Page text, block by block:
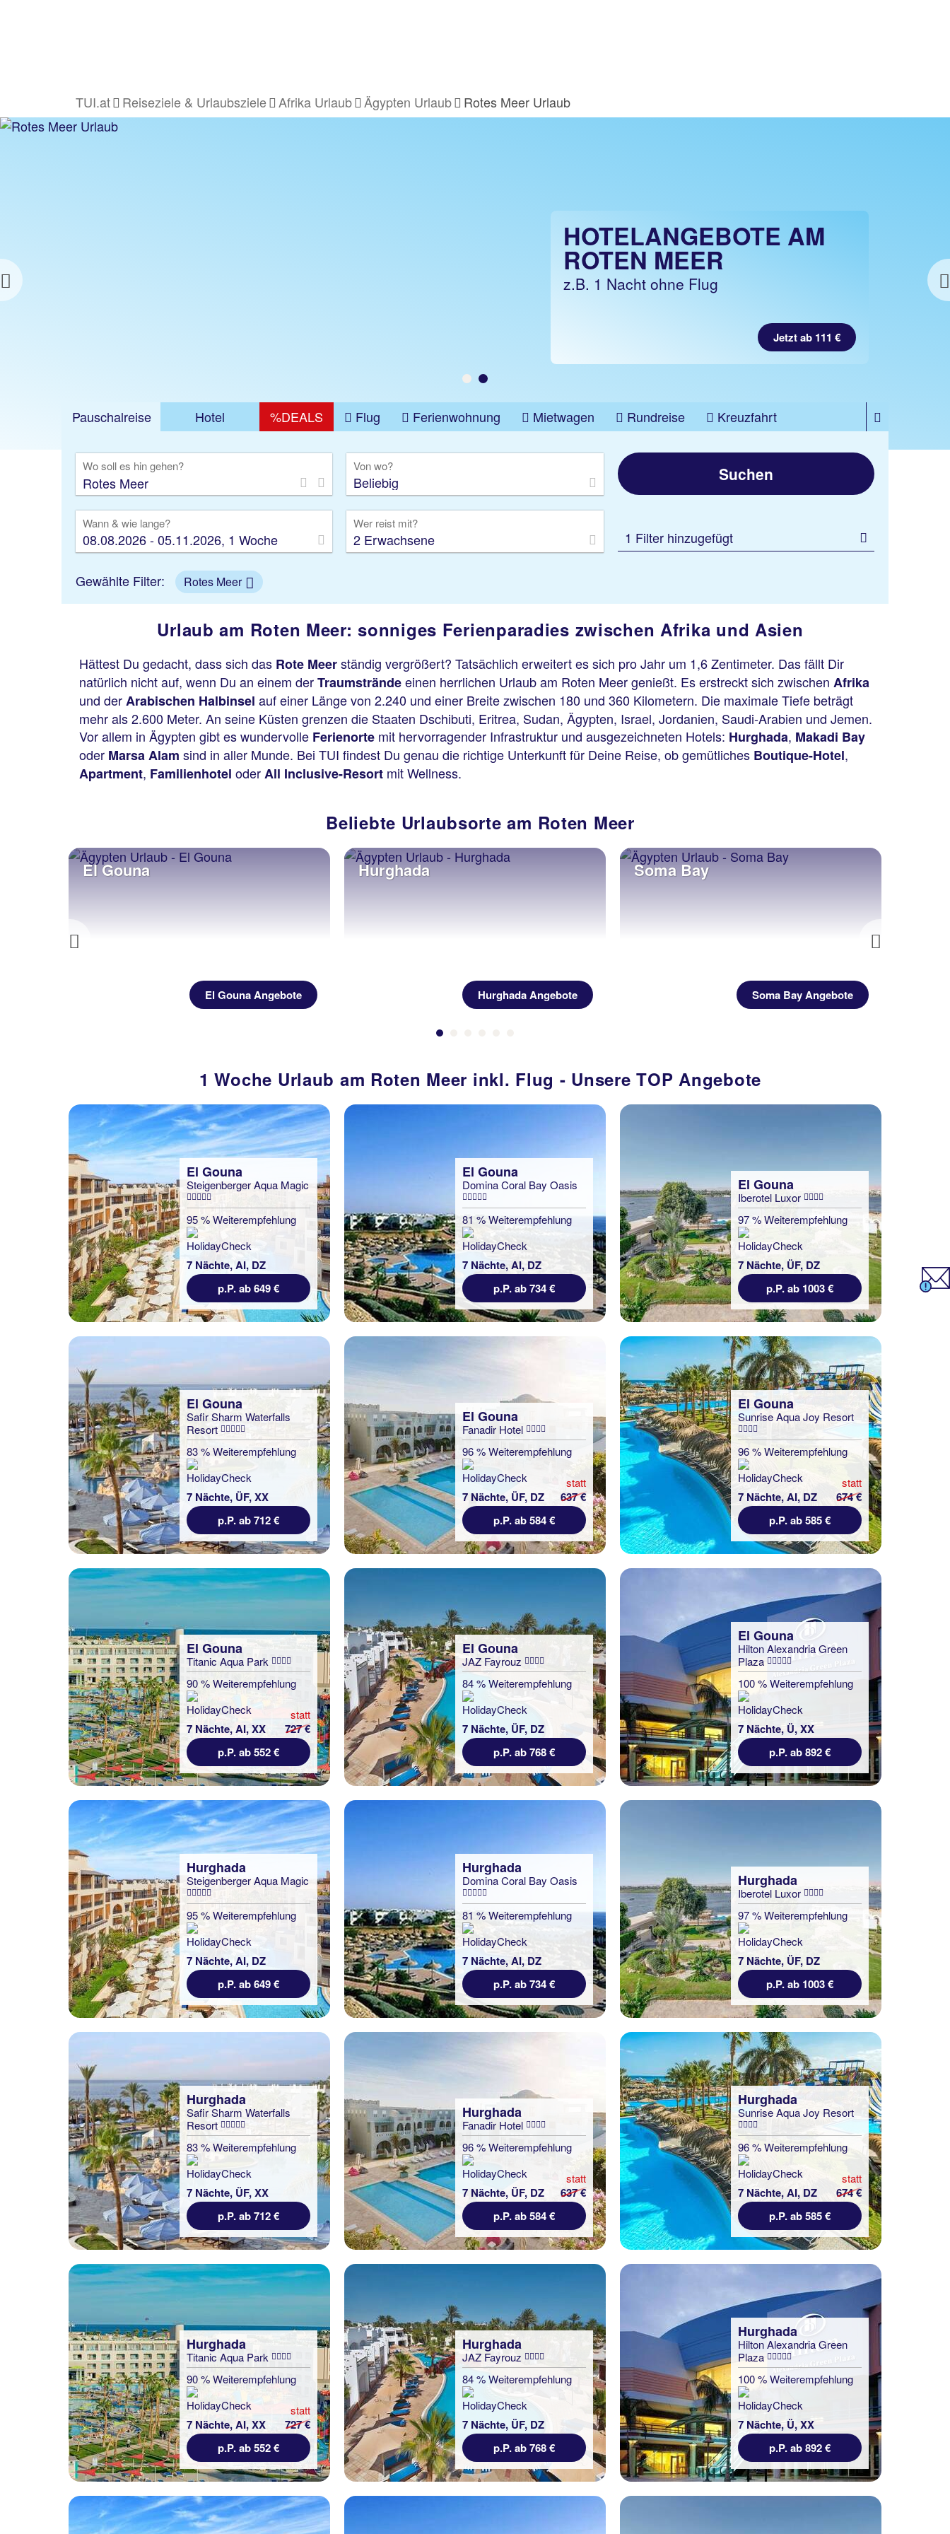
TUI.at Reiseziele & Urlaubsziele Afrika Urlaub Ägypten Urlaub Rotes Meer Urlaub
Previous
HOTELANGEBOTE AM
ROTEN MEER
z.B. 1 Nacht ohne Flug
Jetzt ab 111 €
Pauschalreise Hotel %DEALS Flug Ferienwohnung Mietwagen Rundreise
Kreuzfahrt
Wo soll es hin gehen? Von wo?
Beliebig
Wann & wie lange?
08.08.2026 - 05.11.2026, 1 Woche
Wer reist mit?
2 Erwachsene
Suchen
1 Filter hinzugefügt
Gewählte Filter: Rotes Meer
Urlaub am Roten Meer: sonniges Ferienparadies zwischen Afrika und Asien
Hättest Du gedacht, dass sich das Rote Meerständig vergrößert? Tatsächlich erweitert es sich pro Jahr um 1,6 Zentimeter. Das fällt Dir
natürlich nicht auf, wenn Du an einem derTraumsträndeeinen herrlichen Urlaub am Roten Meer genießt. Es erstreckt sich zwischen Afrika
und derArabischen Halbinsel auf einer Länge von 2.240 und einer Breite zwischen 180 und 360 Kilometern. Die maximale Tiefe beträgt
mehr als 2.600 Meter. An seine Küsten grenzen die Staaten Dschibuti, Eritrea, Sudan, Ägypten, Israel, Jordanien, Saudi-Arabien und Jemen.
Vor allem in Ägypten gibt es wundervolle Ferienorte mit hervorragender Infrastruktur und ausgezeichneten Hotels: Hurghada, Makadi Bay
oder Marsa Alam sind in aller Munde. Bei TUI findest Du genau die richtige Unterkunft für Deine Reise, ob gemütliches Boutique-Hotel,
Apartment, Familienhotel oderAll Inclusive-Resort mit Wellness.
Beliebte Urlaubsorte am Roten Meer
Previous
El Gouna
El Gouna Angebote
Hurghada
Hurghada Angebote
Soma Bay
Soma Bay Angebote
1 Woche Urlaub am Roten Meer inkl. Flug - Unsere TOP Angebote
El Gouna
Steigenberger Aqua Magic
95 % Weiterempfehlung
7 Nächte, AI, DZ
p.P. ab 649 €
El Gouna
Domina Coral Bay Oasis
81 % Weiterempfehlung
7 Nächte, AI, DZ
p.P. ab 734 €
El Gouna
Iberotel Luxor
97 % Weiterempfehlung
7 Nächte, ÜF, DZ
p.P. ab 1003 €
El Gouna
Safir Sharm Waterfalls
Resort
83 % Weiterempfehlung
7 Nächte, ÜF, XX
p.P. ab 712 €
El Gouna
Fanadir Hotel
96 % Weiterempfehlung
7 Nächte, ÜF, DZ
statt
637 €
p.P. ab 584 €
El Gouna
Sunrise Aqua Joy Resort
96 % Weiterempfehlung
7 Nächte, AI, DZ
statt
674 €
p.P. ab 585 €
El Gouna
Titanic Aqua Park
90 % Weiterempfehlung
7 Nächte, AI, XX
statt
727 €
p.P. ab 552 €
El Gouna
JAZ Fayrouz
84 % Weiterempfehlung
7 Nächte, ÜF, DZ
p.P. ab 768 €
El Gouna
Hilton Alexandria Green
Plaza
100 % Weiterempfehlung
7 Nächte, Ü, XX
p.P. ab 892 €
Hurghada
Steigenberger Aqua Magic
95 % Weiterempfehlung
7 Nächte, AI, DZ
p.P. ab 649 €
Hurghada
Domina Coral Bay Oasis
81 % Weiterempfehlung
7 Nächte, AI, DZ
p.P. ab 734 €
Hurghada
Iberotel Luxor
97 % Weiterempfehlung
7 Nächte, ÜF, DZ
p.P. ab 1003 €
Hurghada
Safir Sharm Waterfalls
Resort
83 % Weiterempfehlung
7 Nächte, ÜF, XX
p.P. ab 712 €
Hurghada
Fanadir Hotel
96 % Weiterempfehlung
7 Nächte, ÜF, DZ
statt
637 €
p.P. ab 584 €
Hurghada
Sunrise Aqua Joy Resort
96 % Weiterempfehlung
7 Nächte, AI, DZ
statt
674 €
p.P. ab 585 €
Hurghada
Titanic Aqua Park
90 % Weiterempfehlung
7 Nächte, AI, XX
statt
727 €
p.P. ab 552 €
Hurghada
JAZ Fayrouz
84 % Weiterempfehlung
7 Nächte, ÜF, DZ
p.P. ab 768 €
Hurghada
Hilton Alexandria Green
Plaza
100 % Weiterempfehlung
7 Nächte, Ü, XX
p.P. ab 892 €